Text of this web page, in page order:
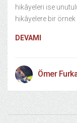
hikâyeleri ise
hikâyelere bir örnek
DEVAMI
Ömer